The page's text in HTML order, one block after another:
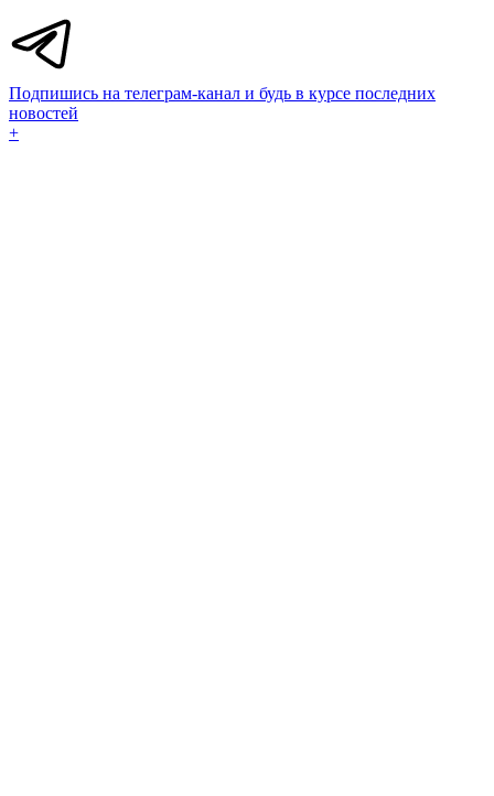
Подпишись на телеграм-канал и будь в курсе последних
новостей
+